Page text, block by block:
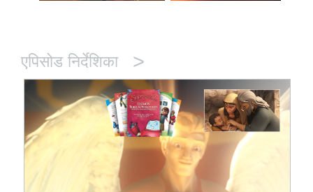
एपिसोड निर्देशिका >